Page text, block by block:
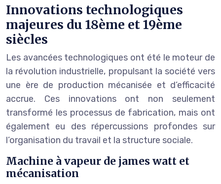
Innovations technologiques
majeures du 18ème et 19ème
siècles
Les avancées technologiques ont été le moteur de
la révolution industrielle, propulsant la société vers
une ère de production mécanisée et d’efficacité
accrue. Ces innovations ont non seulement
transformé les processus de fabrication, mais ont
également eu des répercussions profondes sur
l’organisation du travail et la structure sociale.
Machine à vapeur de james watt et
mécanisation